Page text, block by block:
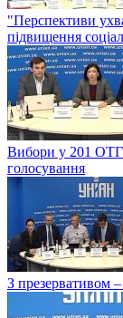
"Перспективи
підвищення
Вибори у 201 ОТГ:
голосування
З презервативом